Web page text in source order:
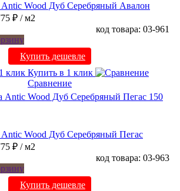
Antic Wood Дуб Серебряный Авалон
₽ / м2
код товара: 03-961
Купить дешевле
Купить в 1 клик
Сравнение
Wood Дуб Серебряный Пегас
₽ / м2
код товара: 03-963
Купить дешевле